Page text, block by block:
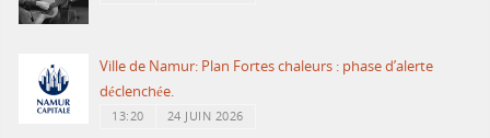
Ville de Namur: Plan Fortes chaleurs : phase d’alerte
déclenchée.
13:20 24 JUIN 2026